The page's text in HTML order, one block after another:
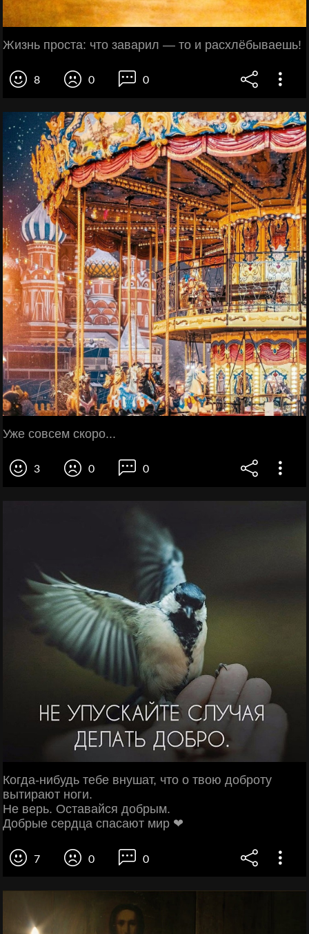
Жизнь проста: что заварил — то и расхлёбываешь!
8 0 0
Уже совсем скоро...
3 0 0
Когда-нибудь тебе внушат, что о твою доброту
вытирают ноги.
Не верь. Оставайся добрым.
Добрые сердца спасают мир ❤
7 0 0